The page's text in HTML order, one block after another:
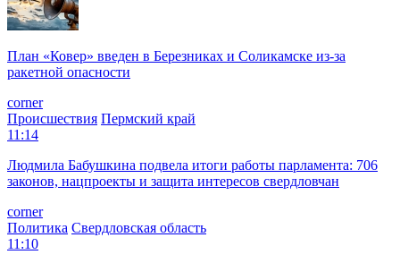
План «Ковер» введен в Березниках и Соликамске из-за
ракетной опасности
corner
Происшествия Пермский край
11:14
Людмила Бабушкина подвела итоги работы парламента: 706
законов, нацпроекты и защита интересов свердловчан
corner
Политика Свердловская область
11:10